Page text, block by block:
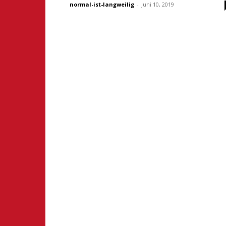
normal-ist-langweilig - Juni 10, 2019